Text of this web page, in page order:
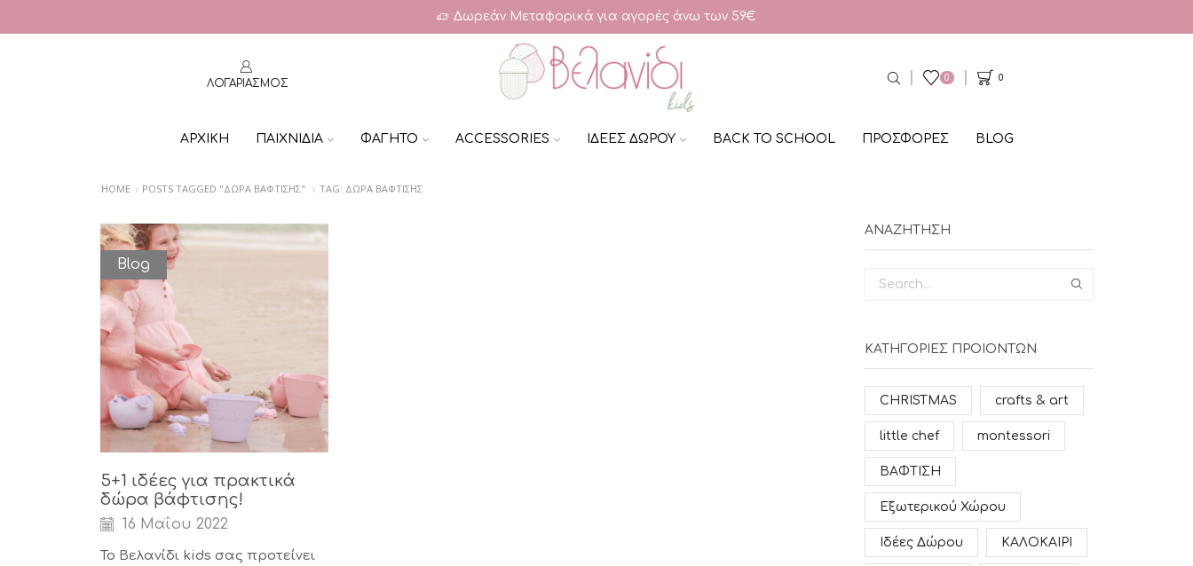
Δωρεάν Μεταφορικά για αγορές άνω των 59€
ΛΟΓΑΡΙΑΣΜΟΣ 0 0
ΑΡΧΙΚΗ ΠΑΙΧΝΙΔΙΑ ΦΑΓΗΤΟ ACCESSORIES ΙΔΕΕΣ ΔΩΡΟΥ BACK TO SCHOOL ΠΡΟΣΦΟΡΕΣ BLOG
HOME POSTS TAGGED "ΔΏΡΑ ΒΆΦΤΙΣΗΣ" TAG: ΔΏΡΑ ΒΆΦΤΙΣΗΣ
Blog
5+1 ιδέες για πρακτικά
δώρα βάφτισης!
16 Μαΐου 2022
Το Βελανίδι kids σας προτείνει
ΑΝΑΖΗΤΗΣΗ
ΚΑΤΗΓΟΡΙΕΣ ΠΡΟΙΟΝΤΩΝ
CHRISTMAS crafts & art
little chef montessori
ΒΑΦΤΙΣΗ
Εξωτερικού Χώρου
Ιδέες Δώρου ΚΑΛΟΚΑΙΡΙ